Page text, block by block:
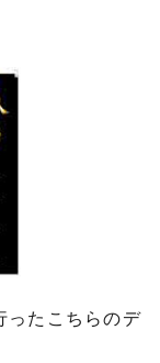
ったこちらのデ